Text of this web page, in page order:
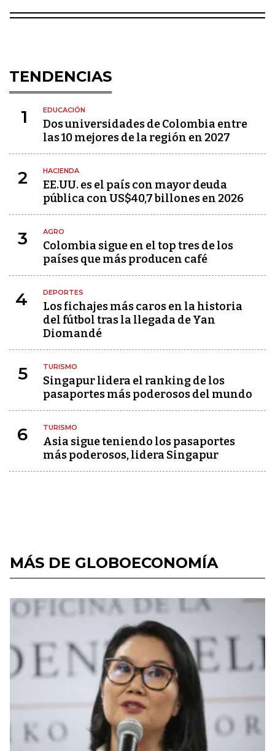
TENDENCIAS
1 EDUCACIÓN
Dos universidades de Colombia entre
las 10 mejores de la región en 2027
2 HACIENDA
EE.UU. es el país con mayor deuda
pública con US$40,7 billones en 2026
3 AGRO
Colombia sigue en el top tres de los
países que más producen café
4 DEPORTES
Los fichajes más caros en la historia
del fútbol tras la llegada de Yan
Diomandé
5 TURISMO
Singapur lidera el ranking de los
pasaportes más poderosos del mundo
6 TURISMO
Asia sigue teniendo los pasaportes
más poderosos, lidera Singapur
MÁS DE GLOBOECONOMÍA